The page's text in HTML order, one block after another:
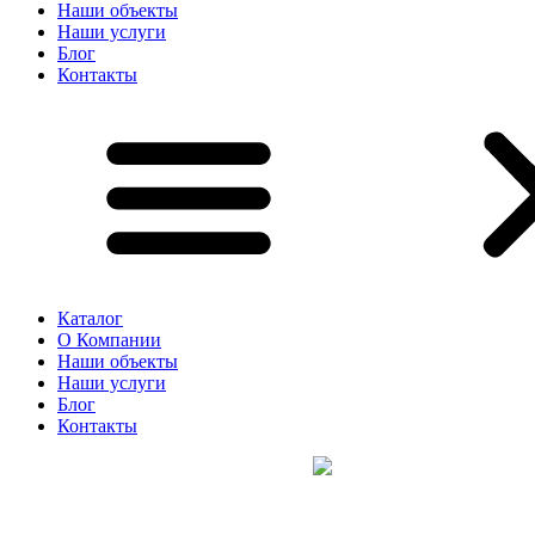
Наши объекты
Наши услуги
Блог
Контакты
Каталог
О Компании
Наши объекты
Наши услуги
Блог
Контакты